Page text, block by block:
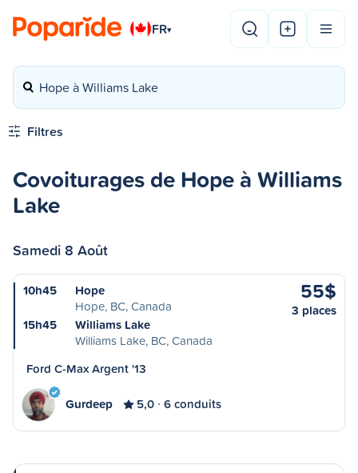
FR▾
Hope à Williams Lake
Filtres
Covoiturages de Hope à Williams
Lake
Samedi 8 Août
10h45
Hope
Hope, BC, Canada
15h45
Williams Lake
Williams Lake, BC, Canada
55$
3 places
Ford C-Max Argent '13
Gurdeep 5,0 6 conduits